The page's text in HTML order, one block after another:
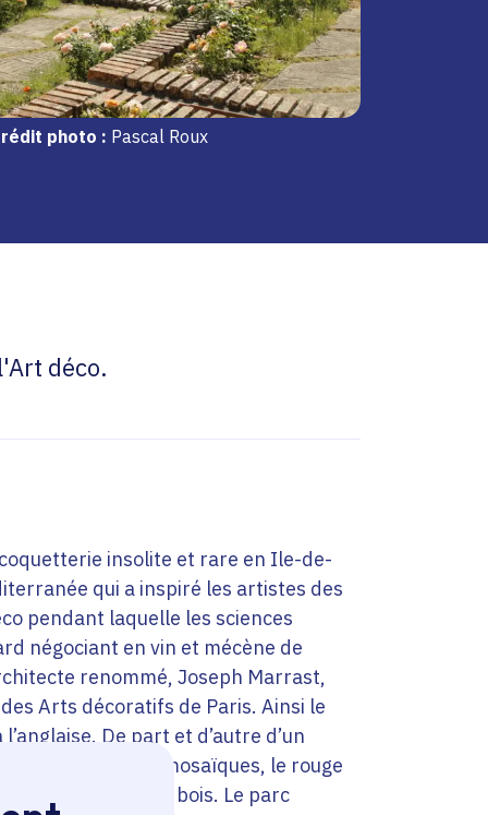
photo : Pascal Roux
déco.
insolite et rare en Ile-de-
qui a inspiré les artistes des
pendant laquelle les sciences
négociant en vin et mécène de
renommé, Joseph Marrast,
Arts décoratifs de Paris. Ainsi le
De part et d’autre d’un
la tradition des mosaïques, le rouge
le naturel du sous bois. Le parc